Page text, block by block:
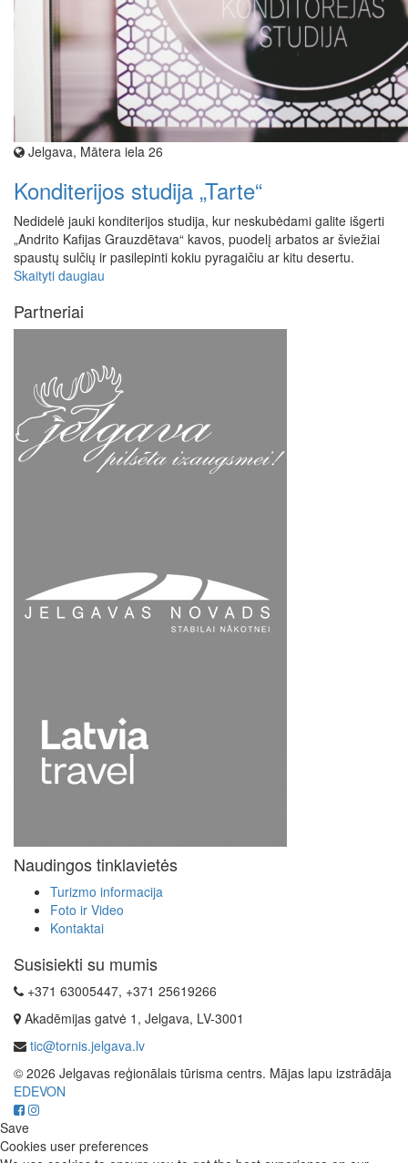
Jelgava, Mātera iela 26
Konditerijos studija „Tarte“
Nedidelė jauki konditerijos studija, kur neskubėdami galite išgerti
„Andrito Kafijas Grauzdētava“ kavos, puodelį arbatos ar šviežiai
spaustų sulčių ir pasilepinti kokiu pyragaičiu ar kitu desertu.
Skaityti daugiau
Partneriai
Naudingos tinklavietės
Turizmo informacija
Foto ir Video
Kontaktai
Susisiekti su mumis
+371 63005447, +371 25619266
Akadēmijas gatvė 1, Jelgava, LV-3001
tic@tornis.jelgava.lv
© 2026 Jelgavas reģionālais tūrisma centrs. Mājas lapu izstrādāja
EDEVON
Save
Cookies user preferences